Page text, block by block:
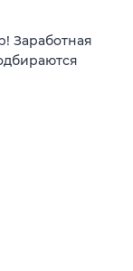
Заработная